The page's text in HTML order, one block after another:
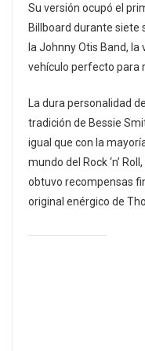
Su versión ocupó el
Billboard durante siete
la Johnny Otis Band,
vehículo perfecto para
La dura personalidad
tradición de Bessie
igual que con la
mundo del Rock ‘n’
obtuvo recompensas
original enérgico de